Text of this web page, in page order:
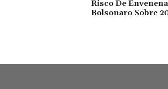
Risco De
Bolsonaro Sobre